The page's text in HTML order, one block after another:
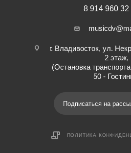
8 914 960 32
г. Владивосток, ул.
2 этаж,
(Остановка
50 -
Подписаться на
ПОЛИТИКА